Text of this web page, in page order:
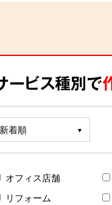
ービス種別で
オフィス店舗
リフォーム